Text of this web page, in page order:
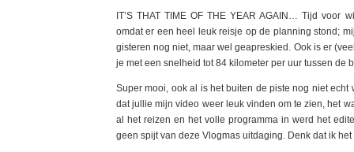
IT’S THAT TIME OF THE YEAR AGAIN… Tijd voor
omdat er een heel leuk reisje op de planning stond;
gisteren nog niet, maar wel geapreskied. Ook is er
je met een snelheid tot 84 kilometer per uur tussen de
Super mooi, ook al is het buiten de piste nog niet
dat jullie mijn video weer leuk vinden om te zien, het
al het reizen en het volle programma in werd het
geen spijt van deze Vlogmas uitdaging. Denk dat ik